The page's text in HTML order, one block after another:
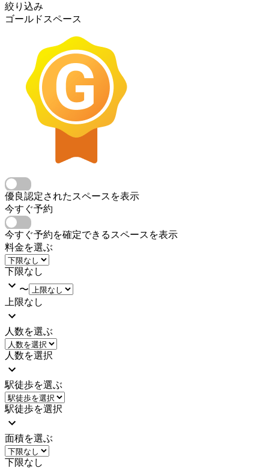
絞り込み
ゴールドスペース
優良認定されたスペースを表示
今すぐ予約
今すぐ予約を確定できるスペースを表示
料金を選ぶ
下限なし
〜
上限なし
人数を選ぶ
人数を選択
駅徒歩を選ぶ
駅徒歩を選択
面積を選ぶ
下限なし